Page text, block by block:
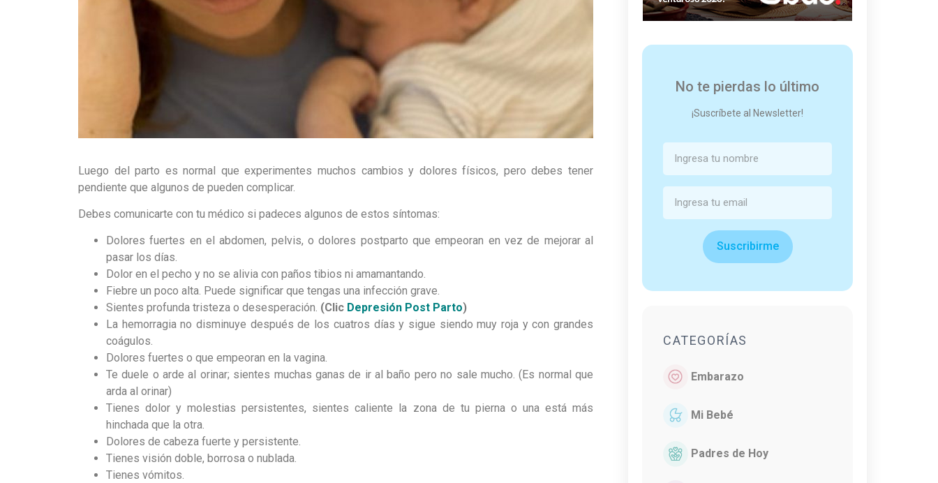
Luego del parto es normal que experimentes muchos cambios y dolores físicos, pero debes tener
pendiente que algunos de pueden complicar.
Debes comunicarte con tu médico si padeces algunos de estos síntomas:
Dolores fuertes en el abdomen, pelvis, o dolores postparto que empeoran en vez de mejorar al
pasar los días.
Dolor en el pecho y no se alivia con paños tibios ni amamantando.
Fiebre un poco alta. Puede significar que tengas una infección grave.
Sientes profunda tristeza o desesperación. (Clic Depresión Post Parto)
La hemorragia no disminuye después de los cuatros días y sigue siendo muy roja y con grandes
coágulos.
Dolores fuertes o que empeoran en la vagina.
Te duele o arde al orinar; sientes muchas ganas de ir al baño pero no sale mucho. (Es normal que
arda al orinar)
Tienes dolor y molestias persistentes, sientes caliente la zona de tu pierna o una está más
hinchada que la otra.
Dolores de cabeza fuerte y persistente.
Tienes visión doble, borrosa o nublada.
Tienes vómitos.
No te pierdas lo último
¡Suscríbete al Newsletter!
Suscribirme
CATEGORÍAS
Embarazo
Mi Bebé
Padres de Hoy